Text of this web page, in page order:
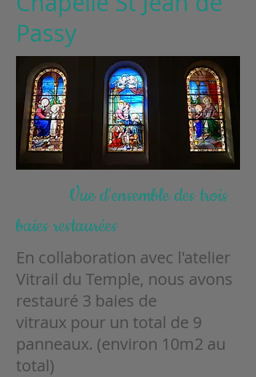
Passy
Vue d'ensemble des trois
baies restaurées
En collaboration avec l'atelier
Vitrail du Temple, nous avons
restauré 3 baies de
vitraux pour un total de 9
panneaux. (environ 10m2 au
total)